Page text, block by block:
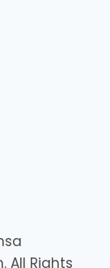
All Rights